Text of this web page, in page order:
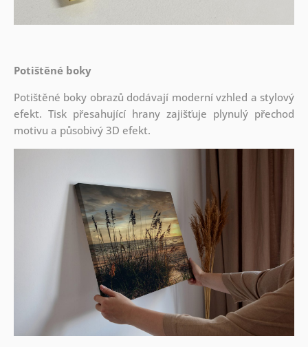
Potištěné boky
Potištěné boky obrazů dodávají moderní vzhled a stylový
efekt. Tisk přesahující hrany zajišťuje plynulý přechod
motivu a působivý 3D efekt.